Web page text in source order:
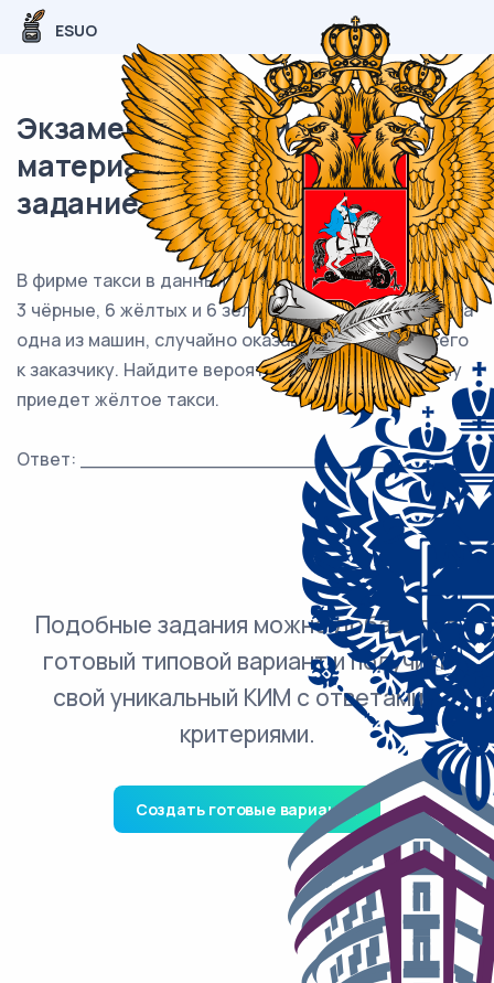
ESUO
Экзаменационный (типовой)
материал ЕГЭ / База / 05
задание (24) / 162
В фирме такси в данный момент свободно 15 машин:
3 чёрные, 6 жёлтых и 6 зелёных. По вызову выехала
одна из машин, случайно оказавшаяся ближе всего
к заказчику. Найдите вероятность того, что к нему
приедет жёлтое такси.
Ответ: ___________________________.
Подобные задания можно добавить в
готовый типовой вариант и получить
свой уникальный КИМ с ответами и
критериями.
Создать готовые варианты